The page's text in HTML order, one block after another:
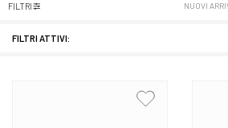
FILTRI ATTIVI:
FILTRI